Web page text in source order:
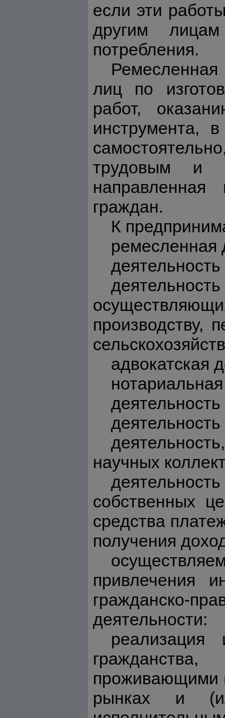
если эти
другим
потребления.
Ремесленная
лиц по
работ,
инструмента,
трудовым и
направленная
граждан.
К
ремесленная
производству,
адвокатская
научных
собственных
средства
получения
привлечения
деятельности:
проживающими
рынках и